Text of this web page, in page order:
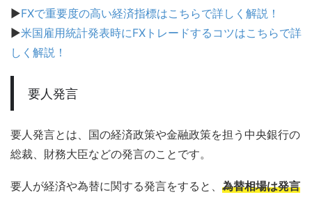
▶FXで重要度の高い経済指標はこちらで詳しく解説！
▶米国雇用統計発表時にFXトレードするコツはこちらで詳
しく解説！
要人発言
要人発言とは、国の経済政策や金融政策を担う中央銀行の
総裁、財務大臣などの発言のことです。
要人が経済や為替に関する発言をすると、 為替相場は発言